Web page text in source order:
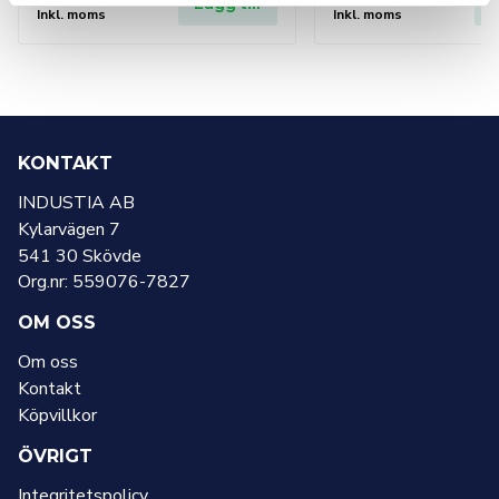
Inkl. moms Inkl. moms
KONTAKT
INDUSTIA AB
Kylarvägen 7
541 30 Skövde
Org.nr: 559076-7827
OM OSS
Om oss
Kontakt
Köpvillkor
ÖVRIGT